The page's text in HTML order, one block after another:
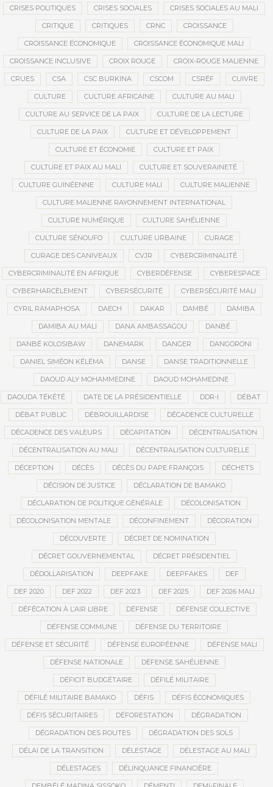
CRISES POLITIQUES CRISES SOCIALES CRISES SOCIALES AU MALI
CRITIQUE CRITIQUES CRNC CROISSANCE
CROISSANCE ÉCONOMIQUE CROISSANCE ÉCONOMIQUE MALI
CROISSANCE INCLUSIVE CROIX ROUGE CROIX-ROUGE MALIENNE
CRUES CSA CSC BURKINA CSCOM CSRÉF CUIVRE
CULTURE CULTURE AFRICAINE CULTURE AU MALI
CULTURE AU SERVICE DE LA PAIX CULTURE DE LA LECTURE
CULTURE DE LA PAIX CULTURE ET DÉVELOPPEMENT
CULTURE ET ÉCONOMIE CULTURE ET PAIX
CULTURE ET PAIX AU MALI CULTURE ET SOUVERAINETÉ
CULTURE GUINÉENNE CULTURE MALI CULTURE MALIENNE
CULTURE MALIENNE RAYONNEMENT INTERNATIONAL
CULTURE NUMÉRIQUE CULTURE SAHÉLIENNE
CULTURE SÉNOUFO CULTURE URBAINE CURAGE
CURAGE DES CANIVEAUX CVJR CYBERCRIMINALITÉ
CYBERCRIMINALITÉ EN AFRIQUE CYBERDÉFENSE CYBERESPACE
CYBERHARCÈLEMENT CYBERSÉCURITÉ CYBERSÉCURITÉ MALI
CYRIL RAMAPHOSA DAECH DAKAR DAMBÉ DAMIBA
DAMIBA AU MALI DANA AMBASSAGOU DANBÉ
DANBÉ KOLOSIBAW DANEMARK DANGER DANGORONI
DANIEL SIMÉON KÉLÉMA DANSE DANSE TRADITIONNELLE
DAOUD ALY MOHAMMEDINE DAOUD MOHAMEDINE
DAOUDA TÉKÉTÉ DATE DE LA PRÉSIDENTIELLE DDR-I DÉBAT
DÉBAT PUBLIC DÉBROUILLARDISE DÉCADENCE CULTURELLE
DÉCADENCE DES VALEURS DÉCAPITATION DÉCENTRALISATION
DÉCENTRALISATION AU MALI DÉCENTRALISATION CULTURELLE
DÉCEPTION DÉCÈS DÉCÈS DU PAPE FRANÇOIS DÉCHETS
DÉCISION DE JUSTICE DÉCLARATION DE BAMAKO
DÉCLARATION DE POLITIQUE GÉNÉRALE DÉCOLONISATION
DÉCOLONISATION MENTALE DÉCONFINEMENT DÉCORATION
DÉCOUVERTE DÉCRET DE NOMINATION
DÉCRET GOUVERNEMENTAL DÉCRET PRÉSIDENTIEL
DÉDOLLARISATION DEEPFAKE DEEPFAKES DEF
DEF 2020 DEF 2022 DEF 2023 DEF 2025 DEF 2026 MALI
DÉFÉCATION À L’AIR LIBRE DÉFENSE DÉFENSE COLLECTIVE
DÉFENSE COMMUNE DÉFENSE DU TERRITOIRE
DÉFENSE ET SÉCURITÉ DÉFENSE EUROPÉENNE DÉFENSE MALI
DÉFENSE NATIONALE DÉFENSE SAHÉLIENNE
DÉFICIT BUDGÉTAIRE DÉFILÉ MILITAIRE
DÉFILÉ MILITAIRE BAMAKO DÉFIS DÉFIS ÉCONOMIQUES
DÉFIS SÉCURITAIRES DÉFORESTATION DÉGRADATION
DÉGRADATION DES ROUTES DÉGRADATION DES SOLS
DÉLAI DE LA TRANSITION DÉLESTAGE DÉLESTAGE AU MALI
DÉLESTAGES DÉLINQUANCE FINANCIÈRE